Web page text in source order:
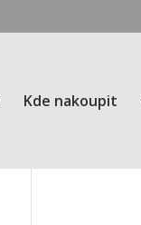
Kde nakoupit